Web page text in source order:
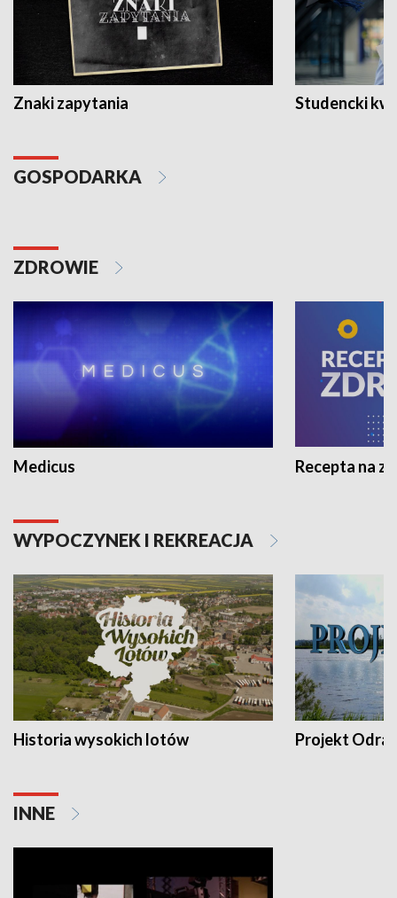
Znaki zapytania Studencki
GOSPODARKA
ZDROWIE
Medicus Recepta na
WYPOCZYNEK I REKREACJA
Historia wysokich lotów Projekt Odra
INNE